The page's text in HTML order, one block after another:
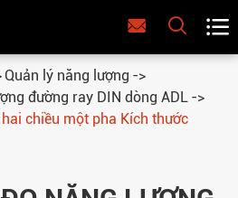
  
Quản lý năng lượng
đường ray DIN dòng ADL
chiều một pha Kích thước